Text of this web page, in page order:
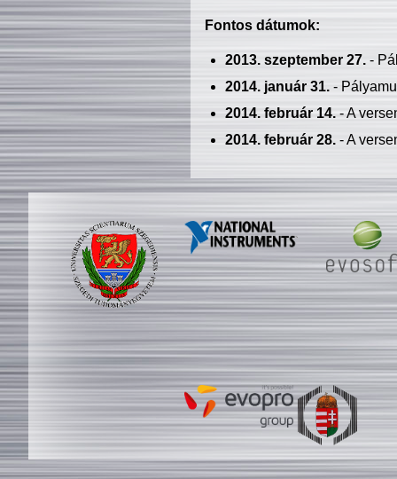
Fontos dátumok:
2013. szeptember 27.-
2014. január 31.-
2014. február 14.- A
2014. február 28.- A